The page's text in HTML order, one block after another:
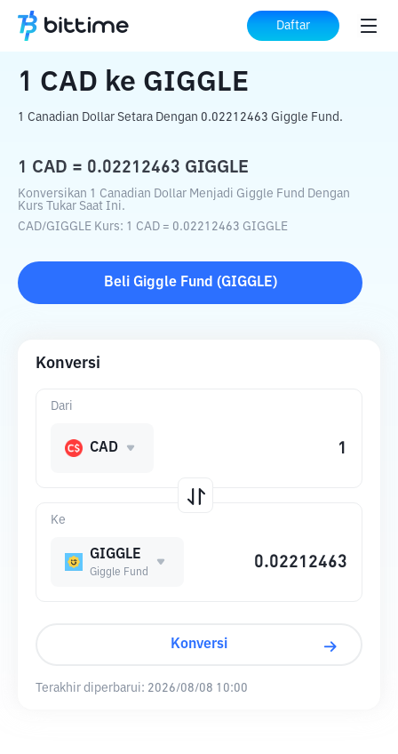
Daftar
Beranda Konverter Kripto ke GIGGLE
1 CAD ke GIGGLE
1 Canadian Dollar Setara Dengan 0.02212463 Giggle Fund.
1 CAD = 0.02212463 GIGGLE
Konversikan 1 Canadian Dollar Menjadi Giggle Fund Dengan
Kurs Tukar Saat Ini.
CAD/GIGGLE Kurs: 1 CAD = 0.02212463 GIGGLE
Beli Giggle Fund (GIGGLE)
Konversi
Ke
GIGGLE
Giggle Fund
Dari
CAD
Konversi
Terakhir diperbarui: 2026/08/08 10:00